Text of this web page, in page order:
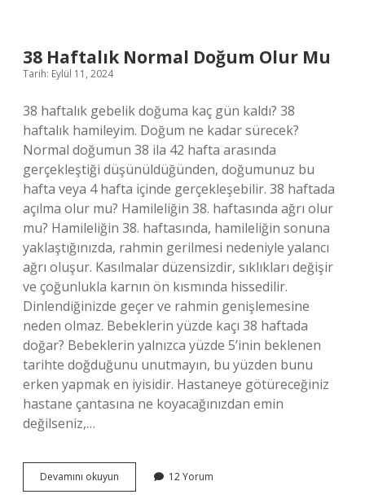
38 Haftalık Normal Doğum Olur Mu
Tarih: Eylül 11, 2024
38 haftalık gebelik doğuma kaç gün kaldı? 38
haftalık hamileyim. Doğum ne kadar sürecek?
Normal doğumun 38 ila 42 hafta arasında
gerçekleştiği düşünüldüğünden, doğumunuz bu
hafta veya 4 hafta içinde gerçekleşebilir. 38 haftada
açılma olur mu? Hamileliğin 38. haftasında ağrı olur
mu? Hamileliğin 38. haftasında, hamileliğin sonuna
yaklaştığınızda, rahmin gerilmesi nedeniyle yalancı
ağrı oluşur. Kasılmalar düzensizdir, sıklıkları değişir
ve çoğunlukla karnın ön kısmında hissedilir.
Dinlendiğinizde geçer ve rahmin genişlemesine
neden olmaz. Bebeklerin yüzde kaçı 38 haftada
doğar? Bebeklerin yalnızca yüzde 5’inin beklenen
tarihte doğduğunu unutmayın, bu yüzden bunu
erken yapmak en iyisidir. Hastaneye götüreceğiniz
hastane çantasına ne koyacağınızdan emin
değilseniz,…
Devamını okuyun
Haftalık
12 Yorum